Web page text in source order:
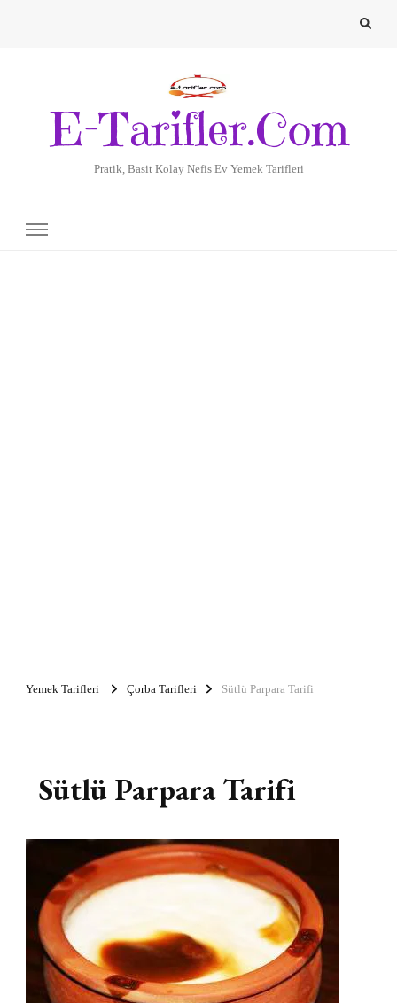
E-Tarifler.Com
Pratik, Basit Kolay Nefis Ev Yemek Tarifleri
Yemek Tarifleri Çorba Tarifleri Sütlü Parpara Tarifi
Sütlü Parpara Tarifi